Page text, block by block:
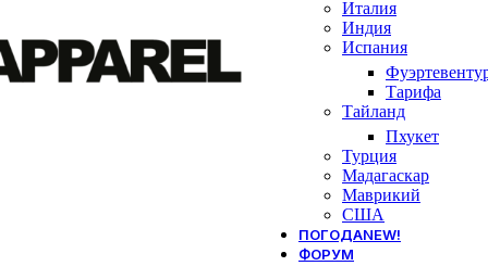
Италия
Индия
Испания
Тарифа
Тайланд
Пхукет
Турция
Мадагаскар
Маврикий
США
ПОГОДАNEW!
ФОРУМ